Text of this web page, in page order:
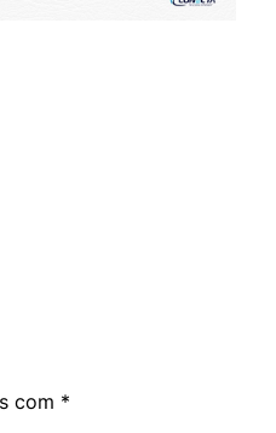
com *